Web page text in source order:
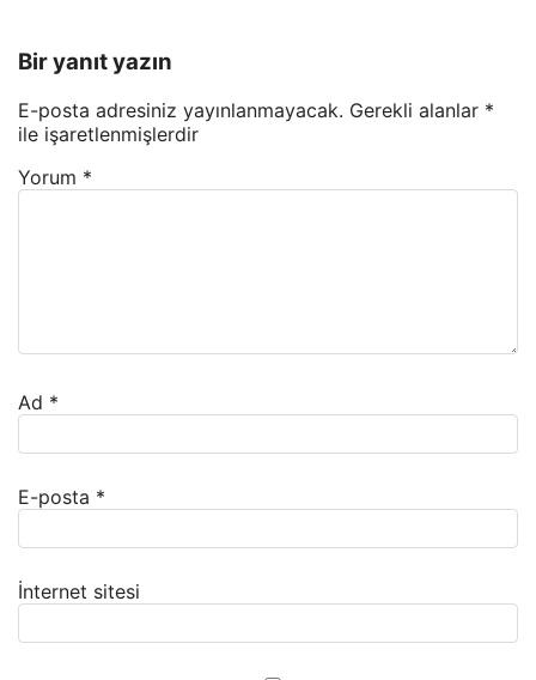
Bir yanıt yazın
E-posta adresiniz yayınlanmayacak. Gerekli alanlar *
ile işaretlenmişlerdir
Yorum *
Ad *
E-posta *
İnternet sitesi